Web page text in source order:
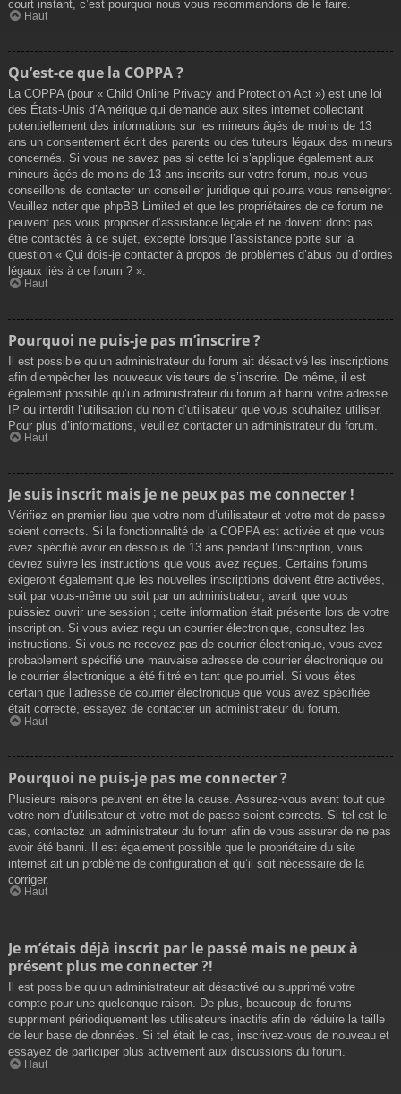
court instant, c’est pourquoi nous vous recommandons de le faire.
Haut
Qu’est-ce que la COPPA ?
La COPPA (pour « Child Online Privacy and Protection Act ») est une loi
des États-Unis d’Amérique qui demande aux sites internet collectant
potentiellement des informations sur les mineurs âgés de moins de 13
ans un consentement écrit des parents ou des tuteurs légaux des mineurs
concernés. Si vous ne savez pas si cette loi s’applique également aux
mineurs âgés de moins de 13 ans inscrits sur votre forum, nous vous
conseillons de contacter un conseiller juridique qui pourra vous renseigner.
Veuillez noter que phpBB Limited et que les propriétaires de ce forum ne
peuvent pas vous proposer d’assistance légale et ne doivent donc pas
être contactés à ce sujet, excepté lorsque l’assistance porte sur la
question « Qui dois-je contacter à propos de problèmes d’abus ou d’ordres
légaux liés à ce forum ? ».
Haut
Pourquoi ne puis-je pas m’inscrire ?
Il est possible qu’un administrateur du forum ait désactivé les inscriptions
afin d’empêcher les nouveaux visiteurs de s’inscrire. De même, il est
également possible qu’un administrateur du forum ait banni votre adresse
IP ou interdit l’utilisation du nom d’utilisateur que vous souhaitez utiliser.
Pour plus d’informations, veuillez contacter un administrateur du forum.
Haut
Je suis inscrit mais je ne peux pas me connecter !
Vérifiez en premier lieu que votre nom d’utilisateur et votre mot de passe
soient corrects. Si la fonctionnalité de la COPPA est activée et que vous
avez spécifié avoir en dessous de 13 ans pendant l’inscription, vous
devrez suivre les instructions que vous avez reçues. Certains forums
exigeront également que les nouvelles inscriptions doivent être activées,
soit par vous-même ou soit par un administrateur, avant que vous
puissiez ouvrir une session ; cette information était présente lors de votre
inscription. Si vous aviez reçu un courrier électronique, consultez les
instructions. Si vous ne recevez pas de courrier électronique, vous avez
probablement spécifié une mauvaise adresse de courrier électronique ou
le courrier électronique a été filtré en tant que pourriel. Si vous êtes
certain que l’adresse de courrier électronique que vous avez spécifiée
était correcte, essayez de contacter un administrateur du forum.
Haut
Pourquoi ne puis-je pas me connecter ?
Plusieurs raisons peuvent en être la cause. Assurez-vous avant tout que
votre nom d’utilisateur et votre mot de passe soient corrects. Si tel est le
cas, contactez un administrateur du forum afin de vous assurer de ne pas
avoir été banni. Il est également possible que le propriétaire du site
internet ait un problème de configuration et qu’il soit nécessaire de la
corriger.
Haut
Je m’étais déjà inscrit par le passé mais ne peux à
présent plus me connecter ?!
Il est possible qu’un administrateur ait désactivé ou supprimé votre
compte pour une quelconque raison. De plus, beaucoup de forums
suppriment périodiquement les utilisateurs inactifs afin de réduire la taille
de leur base de données. Si tel était le cas, inscrivez-vous de nouveau et
essayez de participer plus activement aux discussions du forum.
Haut